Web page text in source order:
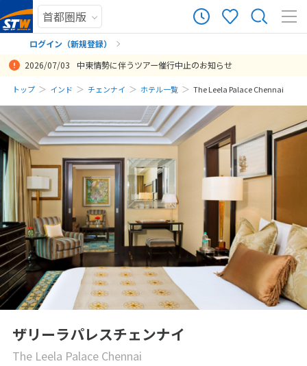
ログイン（新規登録）
まだ履歴がありません
まだ登録がありません
2026/07/03 中東情勢に伴うツアー催行中止のお知らせ
トップ インド チェンナイ ホテル一覧 The Leela Palace Chennai
ザリーラパレスチェンナイ
The Leela Palace Chennai